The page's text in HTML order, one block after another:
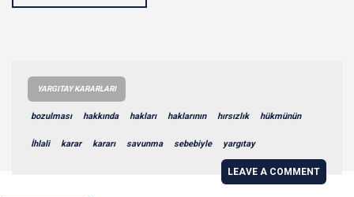
YARGITAY KARARLARI
bozulması hakkında hakları haklarının hırsızlık hükmünün
İhlali karar kararı savunma sebebiyle yargıtay
LEAVE A COMMENT